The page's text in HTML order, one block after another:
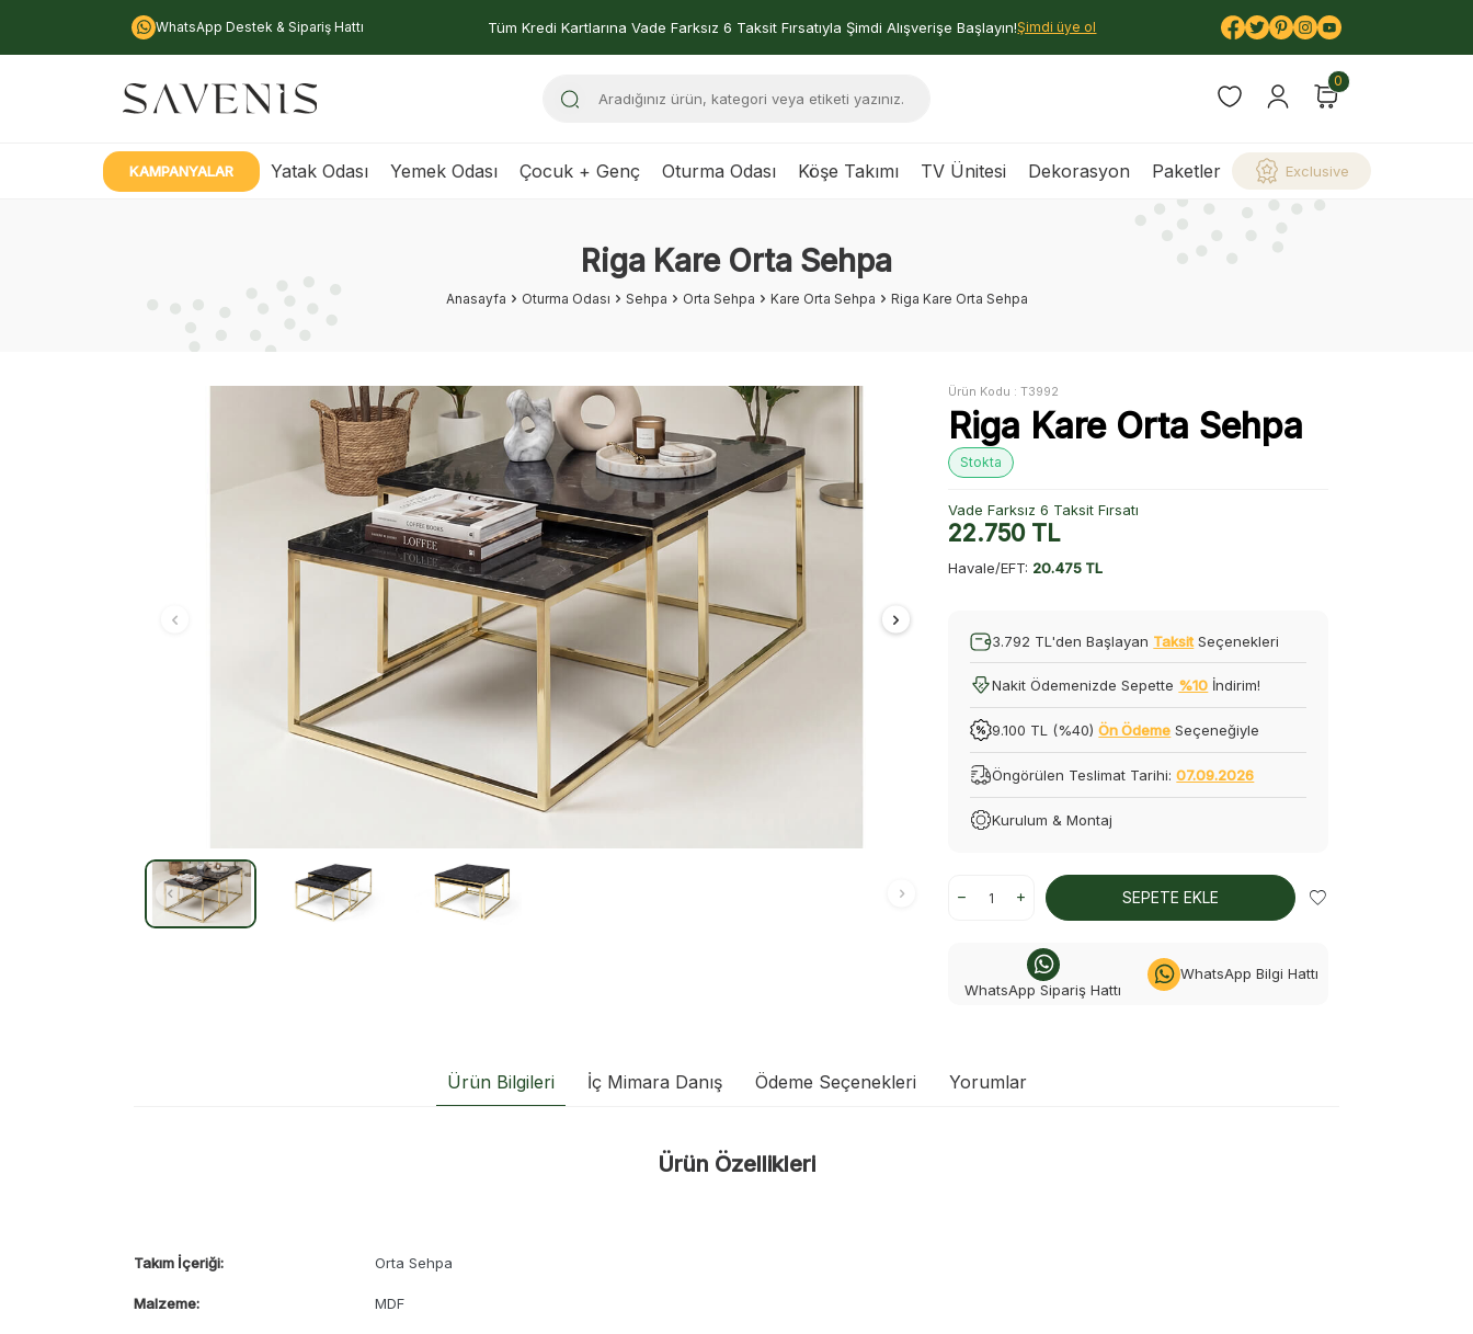
WhatsApp Destek & Sipariş Hattı Tüm Kredi Kartlarına Vade Farksız 6 Taksit Fırsatıyla Şimdi Alışverişe Başlayın!Şimdi üye ol
0
KAMPANYALAR Yatak Odası Yemek Odası Çocuk + Genç Oturma Odası Köşe Takımı TV Ünitesi Dekorasyon Paketler Exclusive
Riga Kare Orta Sehpa
Anasayfa Oturma Odası Sehpa Orta Sehpa Kare Orta Sehpa Riga Kare Orta Sehpa
Ürün Kodu :T3992
Riga Kare Orta Sehpa
Stokta
Vade Farksız 6 Taksit Fırsatı
22.750TL
Havale/EFT: 20.475 TL
3.792 TL'den Başlayan Taksit Seçenekleri
Nakit Ödemenizde Sepette %10 İndirim!
9.100 TL (%40)Ön Ödeme Seçeneğiyle
Öngörülen Teslimat Tarihi:07.09.2026
Kurulum & Montaj
SEPETE EKLE
WhatsApp Sipariş Hattı
WhatsApp Bilgi Hattı
Ürün Bilgileri İç Mimara Danış Ödeme Seçenekleri Yorumlar
Ürün Özellikleri
Takım İçeriği: Orta Sehpa
Malzeme: MDF